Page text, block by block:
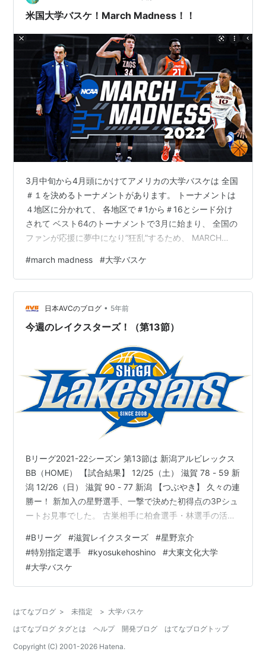
ト8のチームの優勝をかけたトーナメントが、 代々木の
米国大学バスケ！March Madness！！
3月中旬から4月頭にかけてアメリカの大学バスケは 全国
＃１を決めるトーナメントがあります。 トーナメントは
４地区に分かれて、 各地区で＃1から＃16とシード分け
されて ベスト64のトーナメントで3月に始まり、 全国の
ファンが応援に夢中になり”狂乱”するため、 MARCH
の感覚が近いかもしれません。 毎年ここで活躍した選手
がNBAのドラフトとかにかかるので、 どんな逸材がでて
くるかも見どころです！ 直近では八村選手のゴンザガ大
学がベスト４まで あがり日本でも一部で注目されたかも
ですね。 賭けが好きなアメリカ人なので、 毎年学校や職
#march madness #大学バスケ
日本AVCのブログ • 5年前
今週のレイクスターズ！（第13節）
Bリーグ2021-22シーズン 第13節は 新潟アルビレックス
BB（HOME） 【試合結果】 12/25（土） 滋賀 78 - 59 新
潟 12/26（日） 滋賀 90 - 77 新潟 【つぶやき】 久々の連
勝ー！ 新加入の星野選手、一撃で決めた初得点の3Pシュ
ートお見事でした。 古巣相手に柏倉選手・林選手の活躍
かり応援しましょう！ Go Go Lakes !! www.albirex.com
www.lakestars.net GAME1ハイライト
www.youtube.com GAME2ハイライト
www.youtube.com
#Bリーグ #滋賀レイクスターズ #星野京介
#特別指定選手 #kyosukehoshino #大東文化大学
#大学バスケ
はてなブログ > 未指定 > 大学バスケ
はてなブログ タグとは
ヘルプ 開発ブログ
はてなブログトップ
Copyright (C) 2001-2026 Hatena.